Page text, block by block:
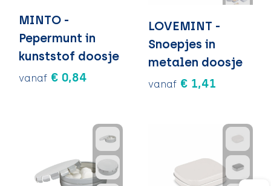
MINTO -
Pepermunt in
kunststof doosje
vanaf € 0,84
LOVEMINT -
Snoepjes in
metalen doosje
vanaf € 1,41